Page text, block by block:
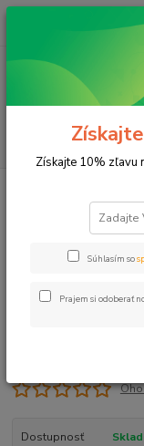
(Po-Pia, 8-17 hod.)
Plastové,
Redukcia
Dostupnosť
Získajte 10% zľavu
Súhlasím so
Prajem si odoberať